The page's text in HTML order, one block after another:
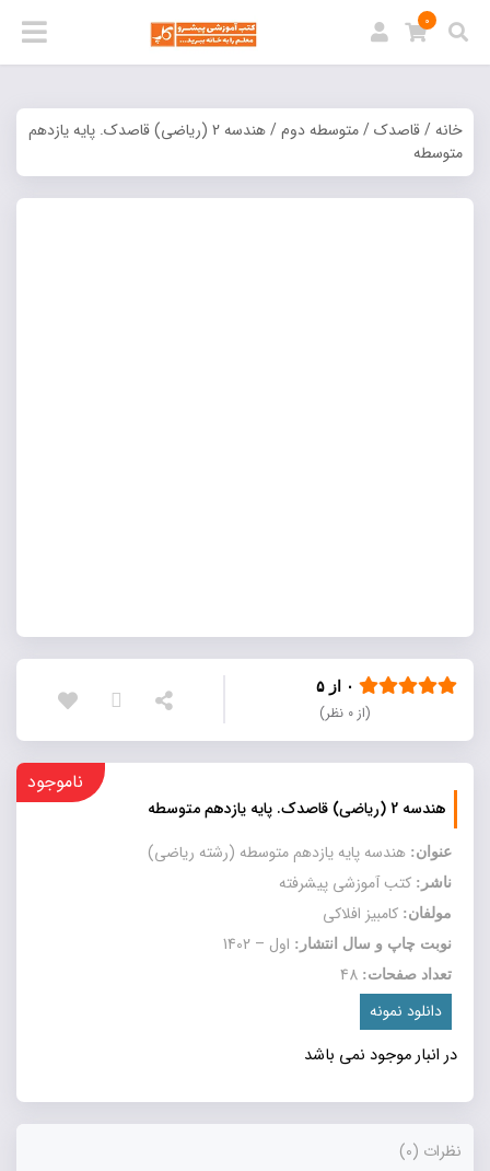
0
خانه/قاصدک/متوسطه دوم
/ هندسه 2 (رياضي) قاصدک. پایه يازدهم
متوسطه
(از ۰ نظر)
هندسه 2 (رياضي) قاصدک. پایه يازدهم متوسطه
ناموجود
عنوان: هندسه پایه يازدهم متوسطه (رشته رياضی)
ناشر: کتب آموزشی پیشرفته
مولفان: کامبیز افلاکی
نوبت چاپ و سال انتشار: اول – 1402
تعداد صفحات:
دانلود نمونه
در انبار موجود نمی باشد
نظرات (0)